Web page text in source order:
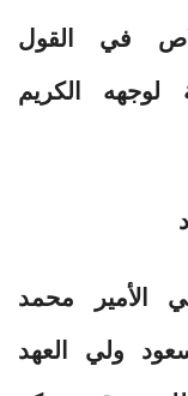
في القول
لوجهه الكريم
الأمير محمد
ولي العهد